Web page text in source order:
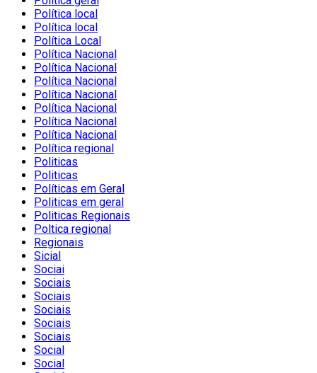
Política local
Política local
Política Local
Política Nacional
Política Nacional
Política Nacional
Política Nacional
Política Nacional
Política Nacional
Política Nacional
Política regional
Politicas
Politicas
Políticas em Geral
Politicas em geral
Politicas Regionais
Poltica regional
Regionais
Sicial
Sociai
Sociais
Sociais
Sociais
Sociais
Sociais
Social
Social